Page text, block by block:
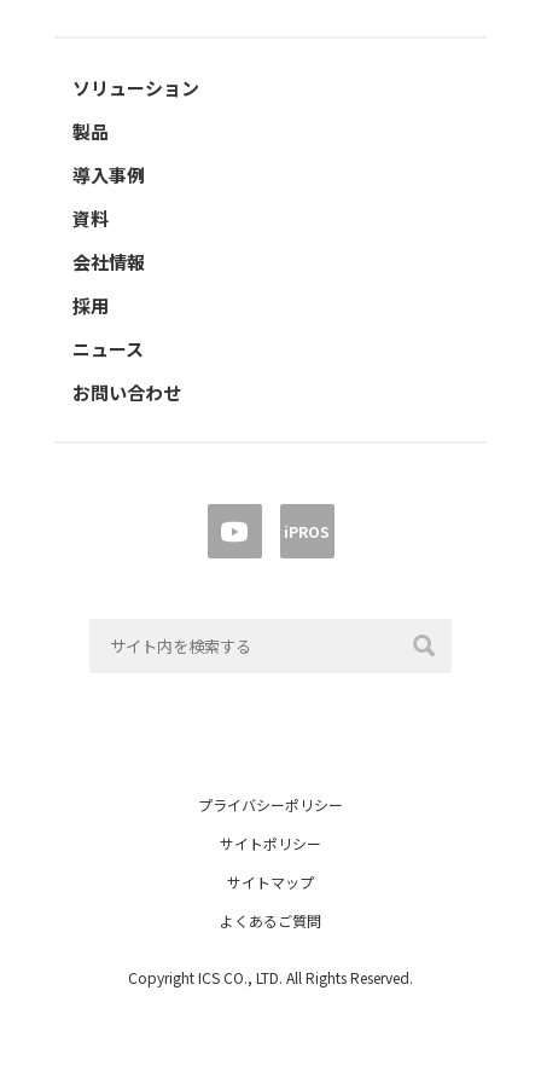
ソリューション
製品
導入事例
資料
会社情報
採用
ニュース
お問い合わせ
iPROS
プライバシーポリシー
サイトポリシー
サイトマップ
よくあるご質問
Copyright ICS CO., LTD. All Rights Reserved.